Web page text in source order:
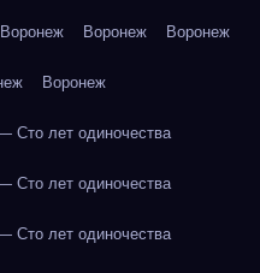
Воронеж Воронеж Воронеж
Воронеж
Сто лет одиночества
Сто лет одиночества
Сто лет одиночества